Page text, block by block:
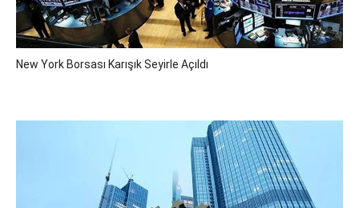
New York Borsası Karışık Seyirle Açıldı